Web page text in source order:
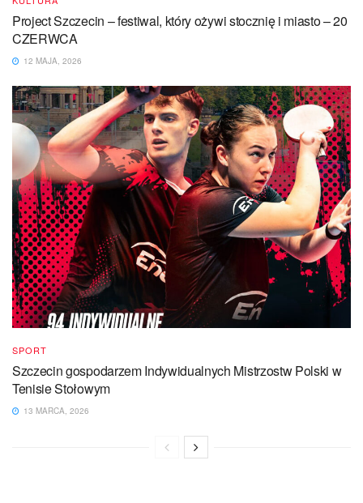
Project Szczecin – festiwal, który ożywi stocznię i miasto – 20
CZERWCA
12 MAJA, 2026
SPORT
Szczecin gospodarzem Indywidualnych Mistrzostw Polski w
Tenisie Stołowym
13 MARCA, 2026